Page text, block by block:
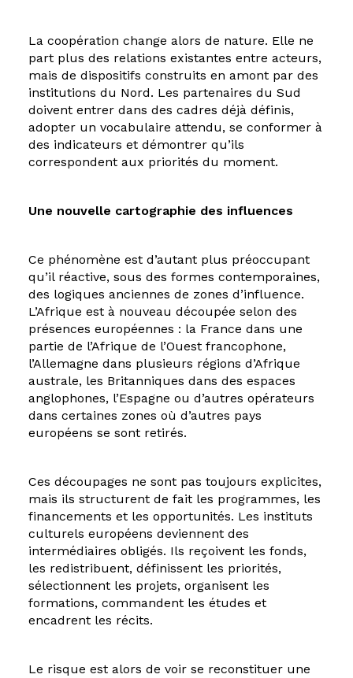
La coopération change alors de nature. Elle ne
part plus des relations existantes entre acteurs,
mais de dispositifs construits en amont par des
institutions du Nord. Les partenaires du Sud
doivent entrer dans des cadres déjà définis,
adopter un vocabulaire attendu, se conformer à
des indicateurs et démontrer qu’ils
correspondent aux priorités du moment.
Une nouvelle cartographie des influences
Ce phénomène est d’autant plus préoccupant
qu’il réactive, sous des formes contemporaines,
des logiques anciennes de zones d’influence.
L’Afrique est à nouveau découpée selon des
présences européennes : la France dans une
partie de l’Afrique de l’Ouest francophone,
l’Allemagne dans plusieurs régions d’Afrique
australe, les Britanniques dans des espaces
anglophones, l’Espagne ou d’autres opérateurs
dans certaines zones où d’autres pays
européens se sont retirés.
Ces découpages ne sont pas toujours explicites,
mais ils structurent de fait les programmes, les
financements et les opportunités. Les instituts
culturels européens deviennent des
intermédiaires obligés. Ils reçoivent les fonds,
les redistribuent, définissent les priorités,
sélectionnent les projets, organisent les
formations, commandent les études et
encadrent les récits.
Le risque est alors de voir se reconstituer une